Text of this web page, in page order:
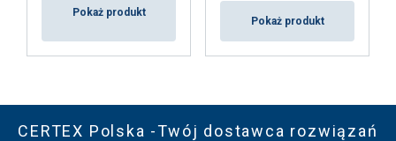
Pokaż produkt
Pokaż produkt
CERTEX Polska -Twój dostawca rozwiązań